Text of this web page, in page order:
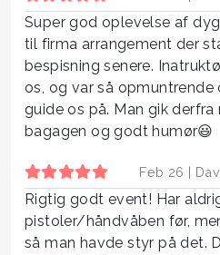
Super god oplevelse af
til firma arrangement der
bespisning senere.
os, og var så
guide os på. Man gik
bagagen og godt humør😃
Feb 26 |
Rigtig godt event! Har
pistoler/håndvåben før,
så man havde styr på det.